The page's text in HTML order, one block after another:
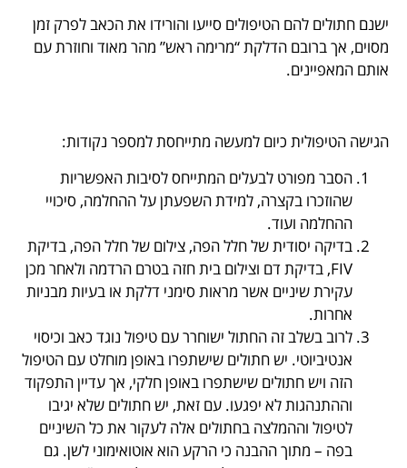
ישנם חתולים להם הטיפולים סייעו והורידו את הכאב לפרק זמן
מסוים, אך ברובם הדלקת “מרימה ראש” מהר מאוד וחוזרת עם
אותם המאפיינים.
הגישה הטיפולית כיום למעשה מתייחסת למספר נקודות:
הסבר מפורט לבעלים המתייחס לסיבות האפשריות
שהוזכרו בקצרה, למידת השפעתן על ההחלמה, סיכויי
ההחלמה ועוד.
בדיקה יסודית של חלל הפה, צילום של חלל הפה, בדיקת
FIV, בדיקת דם וצילום בית חזה בטרם הרדמה ולאחר מכן
עקירת שיניים אשר מראות סימני דלקת או בעיות מבניות
אחרות.
לרוב בשלב זה החתול ישוחרר עם טיפול נוגד כאב וכיסוי
אנטיביוטי. יש חתולים שישתפרו באופן מוחלט עם הטיפול
הזה ויש חתולים שישתפרו באופן חלקי, אך עדיין התפקוד
וההתנהגות לא יפגעו. עם זאת, יש חתולים שלא יגיבו
לטיפול וההמלצה בחתולים אלה לעקור את כל השיניים
בפה – מתוך ההבנה כי הרקע הוא אוטואימוני לשן. גם